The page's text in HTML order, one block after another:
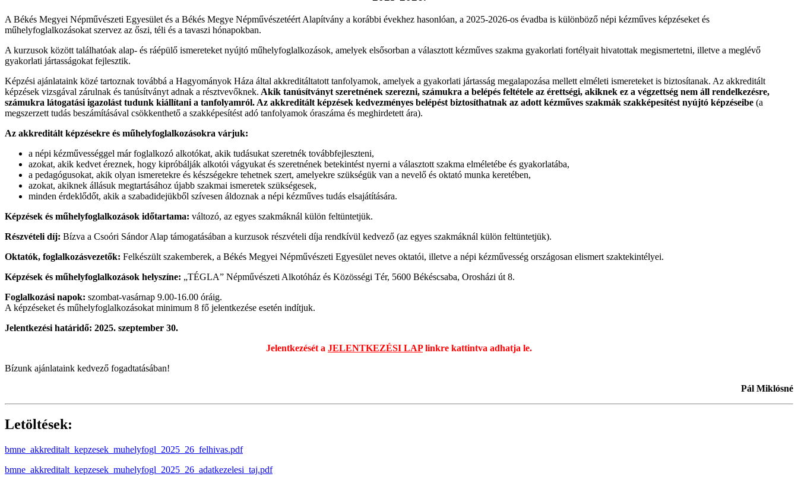
A Békés Megyei Népművészeti Egyesület és a Békés Megye Népművészetéért Alapítvány a korábbi évekhez hasonlóan, a 2025-2026-os évadba is különböző népi kézműves képzéseket és
műhelyfoglalkozásokat szervez az őszi, téli és a tavaszi hónapokban.
A kurzusok között találhatóak alap- és ráépülő ismereteket nyújtó műhelyfoglalkozások, amelyek elsősorban a választott kézműves szakma gyakorlati fortélyait hivatottak megismertetni, illetve a meglévő
gyakorlati jártasságokat fejlesztik.
Képzési ajánlataink közé tartoznak továbbá a Hagyományok Háza által akkreditáltatott tanfolyamok, amelyek a gyakorlati jártasság megalapozása mellett elméleti ismereteket is biztosítanak. Az akkreditált
képzések vizsgával zárulnak és tanúsítványt adnak a résztvevőknek. Akik tanúsítványt szeretnének szerezni, számukra a belépés feltétele az érettségi, akiknek ez a végzettség nem áll rendelkezésre,
számukra látogatási igazolást tudunk kiállítani a tanfolyamról. Az akkreditált képzések kedvezményes belépést biztosíthatnak az adott kézműves szakmák szakképesítést nyújtó képzéseibe (a
megszerzett tudás beszámításával csökkenthető a szakképesítést adó tanfolyamok óraszáma és meghirdetett ára).
Az akkreditált képzésekre és műhelyfoglalkozásokra várjuk:
a népi kézművességgel már foglalkozó alkotókat, akik tudásukat szeretnék továbbfejleszteni,
azokat, akik kedvet éreznek, hogy kipróbálják alkotói vágyukat és szeretnének betekintést nyerni a választott szakma elméletébe és gyakorlatába,
a pedagógusokat, akik olyan ismeretekre és készségekre tehetnek szert, amelyekre szükségük van a nevelő és oktató munka keretében,
azokat, akiknek állásuk megtartásához újabb szakmai ismeretek szükségesek,
minden érdeklődőt, akik a szabadidejükből szívesen áldoznak a népi kézműves tudás elsajátítására.
Képzések és műhelyfoglalkozások időtartama: változó, az egyes szakmáknál külön feltüntetjük.
Részvételi díj: Bízva a Csoóri Sándor Alap támogatásában a kurzusok részvételi díja rendkívül kedvező (az egyes szakmáknál külön feltüntetjük).
Oktatók, foglalkozásvezetők: Felkészült szakemberek, a Békés Megyei Népművészeti Egyesület neves oktatói, illetve a népi kézművesség országosan elismert szaktekintélyei.
Képzések és műhelyfoglalkozások helyszíne: „TÉGLA” Népművészeti Alkotóház és Közösségi Tér, 5600 Békéscsaba, Orosházi út 8.
Foglalkozási napok: szombat-vasárnap 9.00-16.00 óráig.
A képzéseket és műhelyfoglalkozásokat minimum 8 fő jelentkezése esetén indítjuk.
Jelentkezési határidő: 2025. szeptember 30.
Jelentkezését a JELENTKEZÉSI LAPlinkre kattintva adhatja le.
Bízunk ajánlataink kedvező fogadtatásában!
Pál Miklósné
Letöltések:
bmne_akkreditalt_kepzesek_muhelyfogl_2025_26_felhivas.pdf
bmne_akkreditalt_kepzesek_muhelyfogl_2025_26_adatkezelesi_taj.pdf